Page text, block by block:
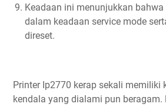
Keadaan ini menunjukkan
dalam keadaan service mode
direset.
Printer Ip2770 kerap sekali memiliki
kendala yang dialami pun